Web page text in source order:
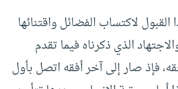
لاكتساب الفضائل واقتنائها
الذي ذكرناه فيما تقدم
فإذ صار إلى آخر أفقه اتصل بأول